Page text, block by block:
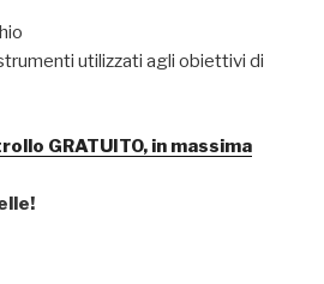
utilizzati agli obiettivi di
GRATUITO, in massima